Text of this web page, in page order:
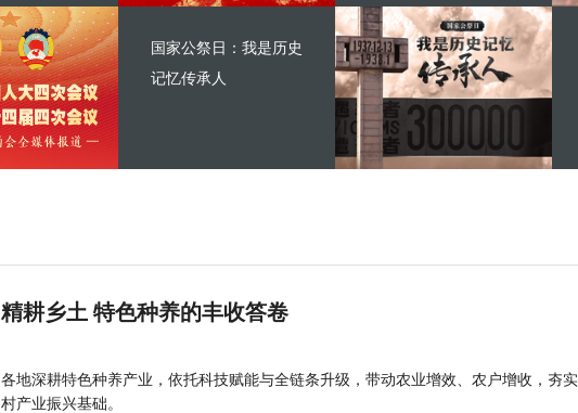
国家公祭日：我是历史
记忆传承人
精耕乡土 特色种养的丰收答卷
各地深耕特色种养产业，依托科技赋能与全链条升级，带动农业增效、农户增收，夯
村产业振兴基础。